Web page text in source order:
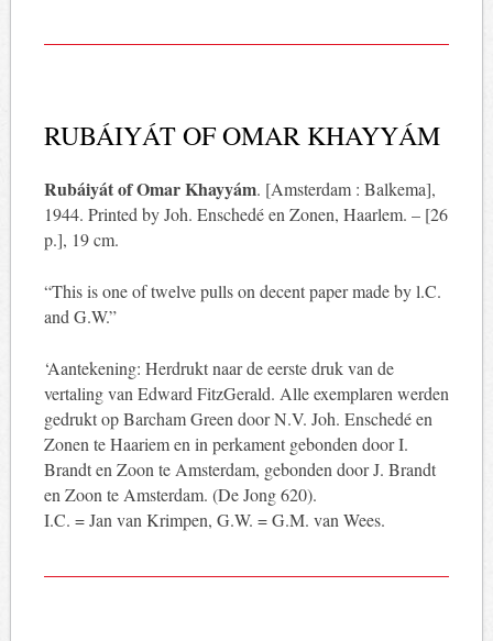
RUBÁIYÁT OF OMAR KHAYYÁM
Rubáiyát of Omar Khayyám. [Amsterdam : Balkema],
1944. Printed by Joh. Enschedé en Zonen, Haarlem. – [26
p.], 19 cm.
“This is one of twelve pulls on decent paper made by l.C.
and G.W.”
‘Aantekening: Herdrukt naar de eerste druk van de
vertaling van Edward FitzGerald. Alle exemplaren werden
gedrukt op Barcham Green door N.V. Joh. Enschedé en
Zonen te Haariem en in perkament gebonden door I.
Brandt en Zoon te Amsterdam, gebonden door J. Brandt
en Zoon te Amsterdam. (De Jong 620).
I.C. = Jan van Krimpen, G.W. = G.M. van Wees.